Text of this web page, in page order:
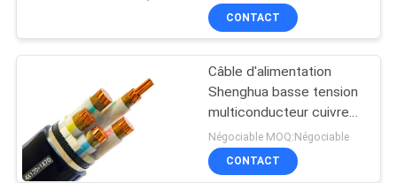
POLITIQUE
CONFIDENTIALITÉ
baisse de PVC câblent
75℃
CONTACT
Câble d'alimentation
Shenghua basse tension
multiconducteur cuivre
Xlpe câble électrique IEC
60228 Classe 2
Négociable MOQ:Négociable
CONTACT